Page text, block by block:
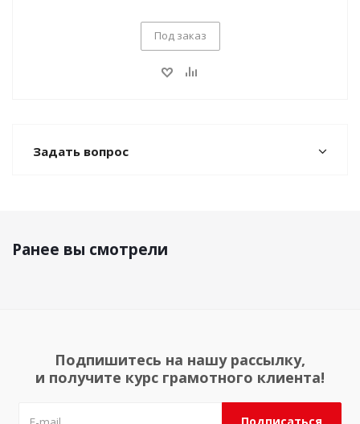
Под заказ
Задать вопрос
Ранее вы смотрели
Подпишитесь на нашу рассылку,
и получите курс грамотного клиента!